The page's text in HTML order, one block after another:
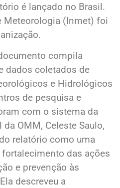
é lançado no Brasil.
Meteorologia (Inmet) foi
compila
dados coletados de
e Hidrológicos
de pesquisa e
com o sistema da
da OMM, Celeste Saulo,
relatório como uma
das ações
e prevenção às
descreveu a